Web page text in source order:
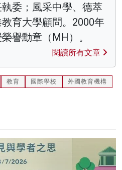
委；風采中學、德萃
育大學顧問。2000年
譽勳章（MH）。
閱讀所有文章
教育 國際學校 外國教育機構